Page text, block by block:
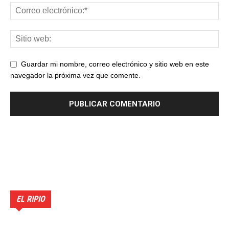
Guardar mi nombre, correo electrónico y sitio web en este
navegador la próxima vez que comente.
EL RIPIO